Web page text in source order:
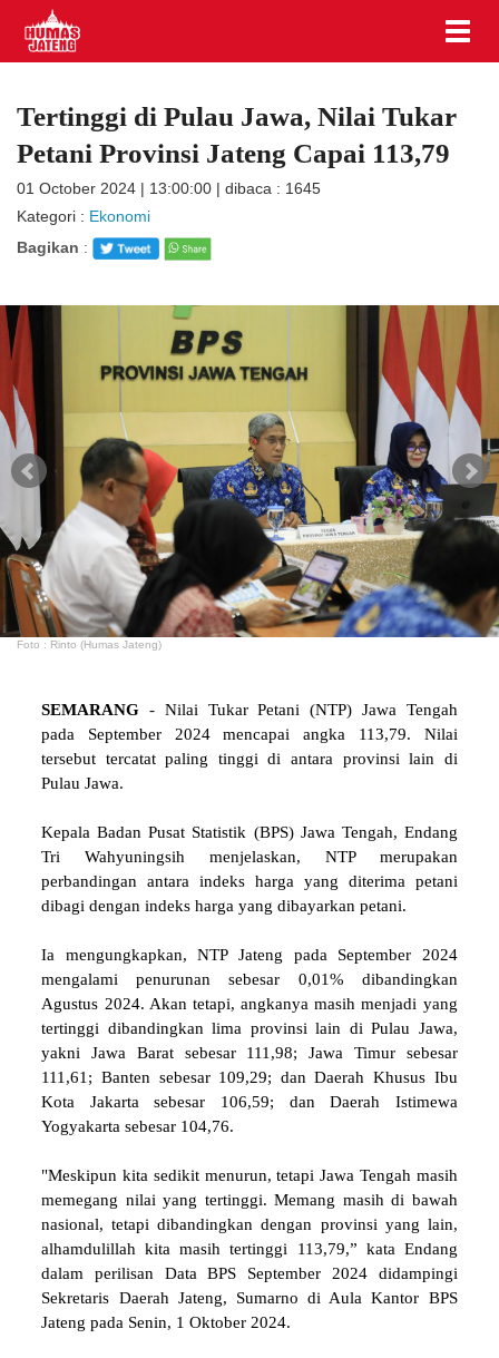
Tertinggi di Pulau Jawa, Nilai Tukar
Petani Provinsi Jateng Capai 113,79
01 October 2024 | 13:00:00 | dibaca : 1645
Kategori : Ekonomi
Bagikan :
Foto : Rinto (Humas Jateng)
SEMARANG - Nilai Tukar Petani (NTP) Jawa Tengah
pada September 2024 mencapai angka 113,79. Nilai
tersebut tercatat paling tinggi di antara provinsi lain di
Pulau Jawa.
Kepala Badan Pusat Statistik (BPS) Jawa Tengah, Endang
Tri Wahyuningsih menjelaskan, NTP merupakan
perbandingan antara indeks harga yang diterima petani
dibagi dengan indeks harga yang dibayarkan petani.
Ia mengungkapkan, NTP Jateng pada September 2024
mengalami penurunan sebesar 0,01% dibandingkan
Agustus 2024. Akan tetapi, angkanya masih menjadi yang
tertinggi dibandingkan lima provinsi lain di Pulau Jawa,
yakni Jawa Barat sebesar 111,98; Jawa Timur sebesar
111,61; Banten sebesar 109,29; dan Daerah Khusus Ibu
Kota Jakarta sebesar 106,59; dan Daerah Istimewa
Yogyakarta sebesar 104,76.
"Meskipun kita sedikit menurun, tetapi Jawa Tengah masih
memegang nilai yang tertinggi. Memang masih di bawah
nasional, tetapi dibandingkan dengan provinsi yang lain,
alhamdulillah kita masih tertinggi 113,79,” kata Endang
dalam perilisan Data BPS September 2024 didampingi
Sekretaris Daerah Jateng, Sumarno di Aula Kantor BPS
Jateng pada Senin, 1 Oktober 2024.